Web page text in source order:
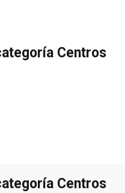
Centros
Centros